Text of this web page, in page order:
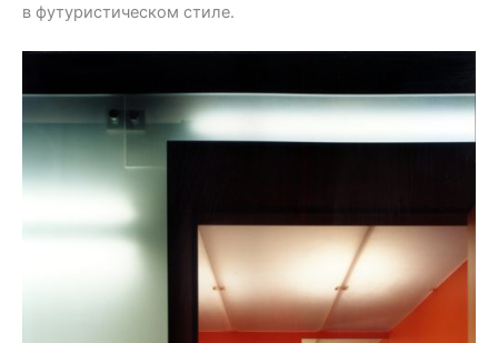
в футуристическом стиле.